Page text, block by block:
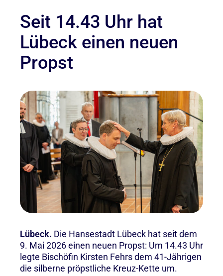
Seit 14.43 Uhr hat
Lübeck einen neuen
Propst
Lübeck. Die Hansestadt Lübeck hat seit dem
9. Mai 2026 einen neuen Propst: Um 14.43 Uhr
legte Bischöfin Kirsten Fehrs dem 41-Jährigen
die silberne pröpstliche Kreuz-Kette um.